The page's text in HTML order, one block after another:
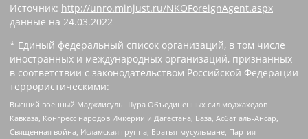
Источник: http://unro.minjust.ru/NKOForeignAgent.aspx
данные на 24.03.2022
* Единый федеральный список организаций, в том числе
иностранных и международных организаций, признанных
в соответствии с законодательством Российской Федерации
террористическими:
Высший военный Маджлисуль Шура Объединенных сил моджахедов
Кавказа, Конгресс народов Ичкерии и Дагестана, База, Асбат аль-Ансар,
Священная война, Исламская группа, Братья-мусульмане, Партия